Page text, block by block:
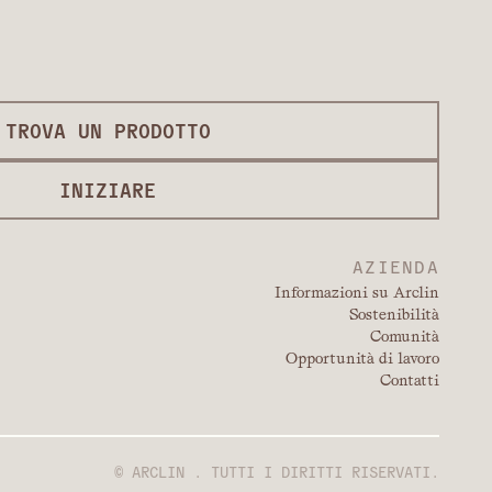
TROVA UN PRODOTTO
INIZIARE
AZIENDA
Informazioni su Arclin
Sostenibilità
Comunità
Opportunità di lavoro
Contatti
© ARCLIN . TUTTI I DIRITTI RISERVATI.